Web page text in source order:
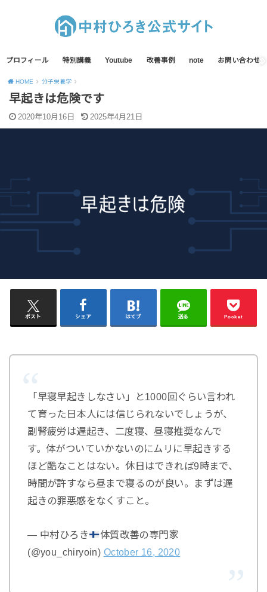
プロフィール 特別講義 Youtube 改善事例 note お問い合わせ
HOME 分子栄養学
早起きは危険です
2020年10月16日 2025年4月21日
ポスト シェア はてブ 送る Pocket
「早寝早起きしなさい」と1000回ぐらい言われ
て育った日本人には信じられないでしょうが、
副腎疲労は遅起き、二度寝、昼寝推奨なんで
す。体がついていかないのにムリに早起きする
ほど酷なことはない。休日はできれば9時まで、
時間が許すなら昼まで寝るのが良い。まずは遅
起きの罪悪感をなくすこと。
— 中村ひろき
体質改善の専門家
(@you_chiryoin) October 16, 2020